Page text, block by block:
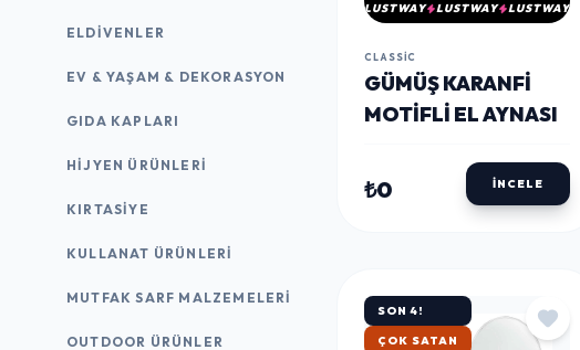
ELDIVENLER
EV & YAŞAM & DEKORASYON
GIDA KAPLARI
HIJYEN ÜRÜNLERI
KIRTASİYE
KULLANAT ÜRÜNLERI
MUTFAK SARF MALZEMELERI
OUTDOOR ÜRÜNLER
LUSTWAY LUSTWAY LUSTWAY
CLASSIC
GÜMÜŞ KARANFI
MOTIFLI EL AYNASI
₺0 İNCELE
SON 4!
ÇOK SATAN